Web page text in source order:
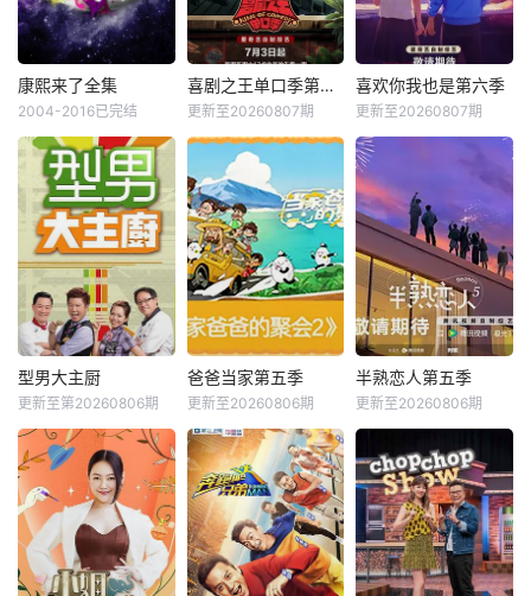
康熙来了全集
2004-2016已完结
喜剧之王单口季第三季
更新至20260807期
喜欢你我也是第六季
更新至20260807期
型男大主厨
更新至第20260806期
爸爸当家第五季
更新至20260806期
半熟恋人第五季
更新至20260806期